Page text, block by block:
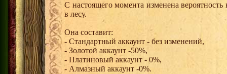
С настоящего момента изменена
в лесу.
Она составит:
- Стандартный аккаунт - без изменений,
- Золотой аккаунт -50%,
- Платиновый аккаунт - 0%,
- Алмазный аккаунт -0%.